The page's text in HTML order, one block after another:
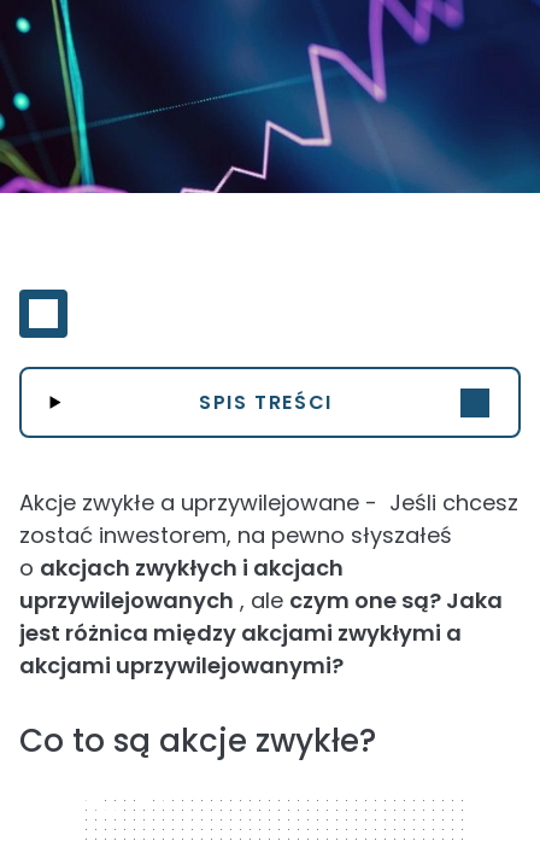
SPIS TREŚCI
Akcje zwykłe a uprzywilejowane - Jeśli chcesz
zostać inwestorem, na pewno słyszałeś
o akcjach zwykłych i akcjach
uprzywilejowanych , ale czym one są? Jaka
jest różnica między akcjami zwykłymi a
akcjami uprzywilejowanymi?
Co to są akcje zwykłe?
320 x 50